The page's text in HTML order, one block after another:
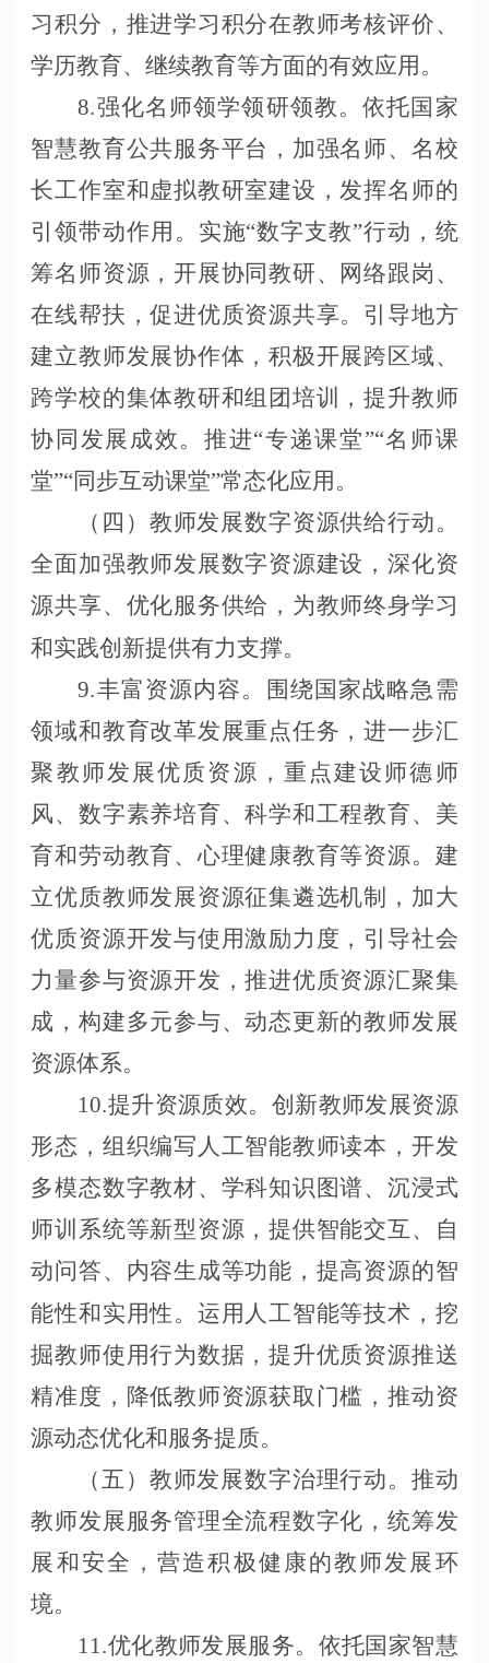
习积分，推进学习积分在教师考核评价、
学历教育、继续教育等方面的有效应用。
8.强化名师领学领研领教。依托国家
智慧教育公共服务平台，加强名师、名校
长工作室和虚拟教研室建设，发挥名师的
引领带动作用。实施“数字支教”行动，统
筹名师资源，开展协同教研、网络跟岗、
在线帮扶，促进优质资源共享。引导地方
建立教师发展协作体，积极开展跨区域、
跨学校的集体教研和组团培训，提升教师
协同发展成效。推进“专递课堂”“名师课
堂”“同步互动课堂”常态化应用。
（四）教师发展数字资源供给行动。
全面加强教师发展数字资源建设，深化资
源共享、优化服务供给，为教师终身学习
和实践创新提供有力支撑。
9.丰富资源内容。围绕国家战略急需
领域和教育改革发展重点任务，进一步汇
聚教师发展优质资源，重点建设师德师
风、数字素养培育、科学和工程教育、美
育和劳动教育、心理健康教育等资源。建
立优质教师发展资源征集遴选机制，加大
优质资源开发与使用激励力度，引导社会
力量参与资源开发，推进优质资源汇聚集
成，构建多元参与、动态更新的教师发展
资源体系。
10.提升资源质效。创新教师发展资源
形态，组织编写人工智能教师读本，开发
多模态数字教材、学科知识图谱、沉浸式
师训系统等新型资源，提供智能交互、自
动问答、内容生成等功能，提高资源的智
能性和实用性。运用人工智能等技术，挖
掘教师使用行为数据，提升优质资源推送
精准度，降低教师资源获取门槛，推动资
源动态优化和服务提质。
（五）教师发展数字治理行动。推动
教师发展服务管理全流程数字化，统筹发
展和安全，营造积极健康的教师发展环
境。
11.优化教师发展服务。依托国家智慧